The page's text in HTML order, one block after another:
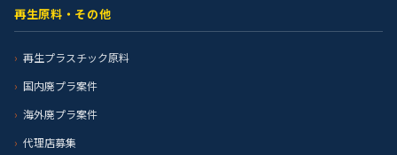
再生原料・その他
再生プラスチック原料
国内廃プラ案件
海外廃プラ案件
代理店募集